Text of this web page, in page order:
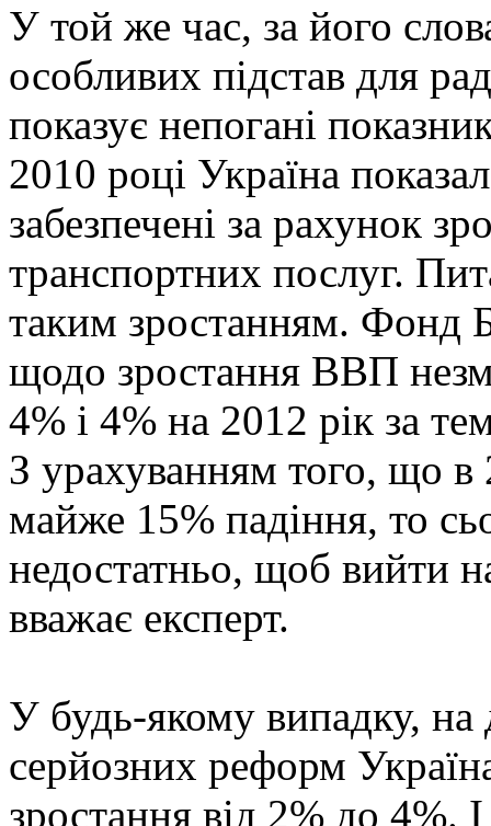
У той же час, за його
особливих підстав для
показує непогані
2010 році Україна
забезпечені за рахунок
транспортних послуг.
таким зростанням. Фонд
щодо зростання ВВП
4% і 4% на 2012 рік за
З урахуванням того, що в
майже 15% падіння, то
недостатньо, щоб вийти
вважає експерт.
У будь-якому випадку, на
серйозних реформ
зростання від 2% до 4%.